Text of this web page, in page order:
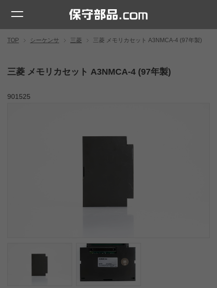
TOP シーケンサ 三菱 三菱 メモリカセット A3NMCA-4 (97年製)
三菱 メモリカセット A3NMCA-4 (97年製)
901525